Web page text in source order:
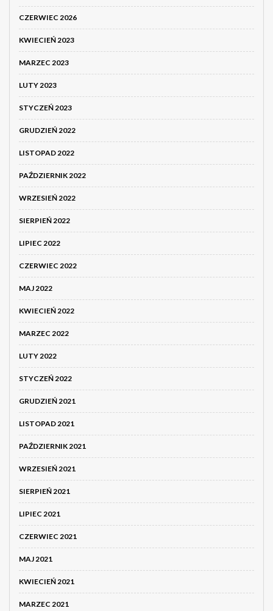
CZERWIEC 2026
KWIECIEŃ 2023
MARZEC 2023
LUTY 2023
STYCZEŃ 2023
GRUDZIEŃ 2022
LISTOPAD 2022
PAŹDZIERNIK 2022
WRZESIEŃ 2022
SIERPIEŃ 2022
LIPIEC 2022
CZERWIEC 2022
MAJ 2022
KWIECIEŃ 2022
MARZEC 2022
LUTY 2022
STYCZEŃ 2022
GRUDZIEŃ 2021
LISTOPAD 2021
PAŹDZIERNIK 2021
WRZESIEŃ 2021
SIERPIEŃ 2021
LIPIEC 2021
CZERWIEC 2021
MAJ 2021
KWIECIEŃ 2021
MARZEC 2021